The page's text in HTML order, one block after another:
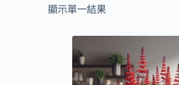
顯示單一結果